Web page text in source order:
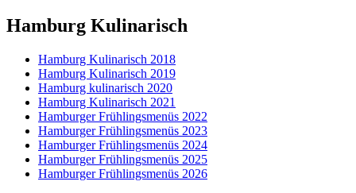
Hamburg Kulinarisch
Hamburg Kulinarisch 2018
Hamburg Kulinarisch 2019
Hamburg kulinarisch 2020
Hamburg Kulinarisch 2021
Hamburger Frühlingsmenüs 2022
Hamburger Frühlingsmenüs 2023
Hamburger Frühlingsmenüs 2024
Hamburger Frühlingsmenüs 2025
Hamburger Frühlingsmenüs 2026